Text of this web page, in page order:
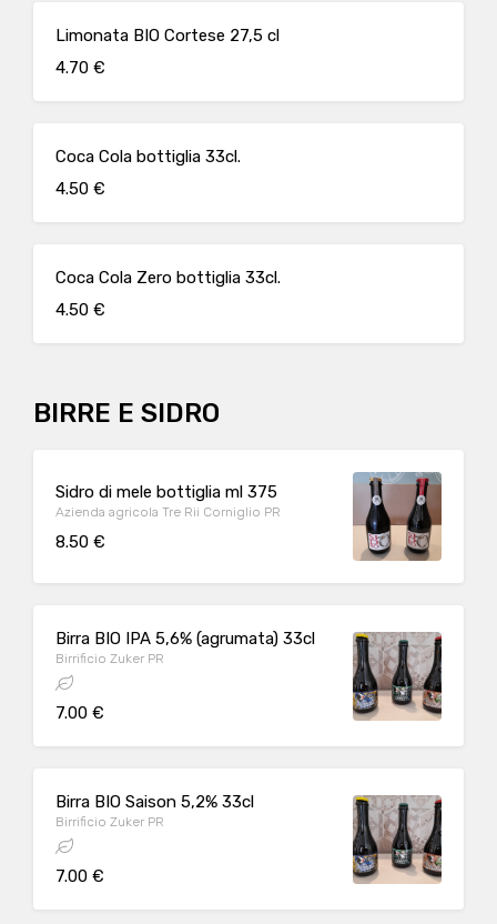
Limonata BIO Cortese 27,5 cl
4.70 €
Coca Cola bottiglia 33cl.
4.50 €
Coca Cola Zero bottiglia 33cl.
4.50 €
BIRRE E SIDRO
Sidro di mele bottiglia ml 375
Azienda agricola Tre Rii Corniglio PR
8.50 €
Birra BIO IPA 5,6% (agrumata) 33cl
Birrificio Zuker PR
7.00 €
Birra BIO Saison 5,2% 33cl
Birrificio Zuker PR
7.00 €